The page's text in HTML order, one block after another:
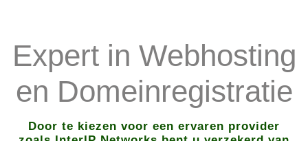
Expert in Webhosting
en Domeinregistratie
Door te kiezen voor een ervaren provider